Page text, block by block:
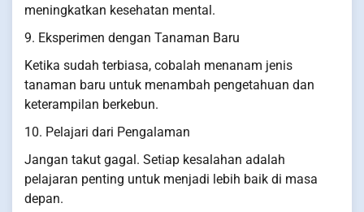
meningkatkan kesehatan mental.
9. Eksperimen dengan Tanaman Baru
Ketika sudah terbiasa, cobalah menanam jenis
tanaman baru untuk menambah pengetahuan dan
keterampilan berkebun.
10. Pelajari dari Pengalaman
Jangan takut gagal. Setiap kesalahan adalah
pelajaran penting untuk menjadi lebih baik di masa
depan.